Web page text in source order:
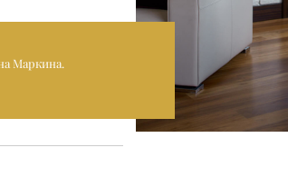
Маркина.